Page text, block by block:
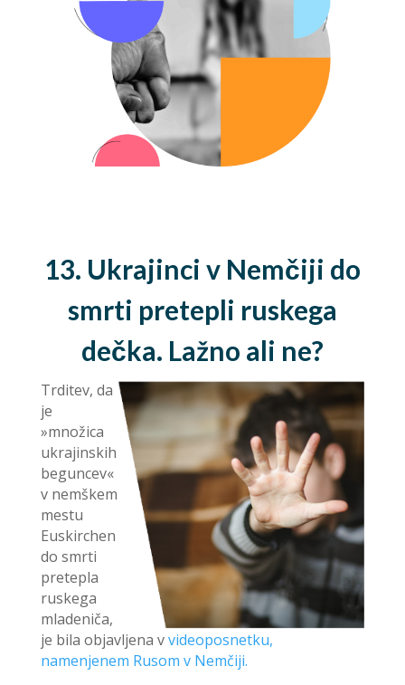
13. Ukrajinci v Nemčiji do
smrti pretepli ruskega
dečka. Lažno ali ne?
Trditev, da
je
»množica
ukrajinskih
beguncev«
v nemškem
mestu
Euskirchen
do smrti
pretepla
ruskega
mladeniča,
je bila objavljena vvideoposnetku,
namenjenem Rusom v Nemčiji.